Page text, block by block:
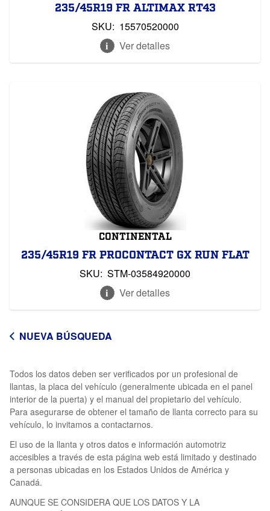
235/45R19 FR ALTIMAX RT43
SKU: 15570520000
Ver detalles
CONTINENTAL
235/45R19 FR PROCONTACT GX RUN FLAT
SKU: STM-03584920000
Ver detalles
NUEVA BÚSQUEDA
Todos los datos deben ser verificados por un profesional de
llantas, la placa del vehículo (generalmente ubicada en el panel
interior de la puerta) y el manual del propietario del vehículo.
Para asegurarse de obtener el tamaño de llanta correcto para su
vehículo, lo invitamos a contactarnos.
El uso de la llanta y otros datos e información automotriz
accesibles a través de esta página web está limitado y destinado
a personas ubicadas en los Estados Unidos de América y
Canadá.
AUNQUE SE CONSIDERA QUE LOS DATOS Y LA